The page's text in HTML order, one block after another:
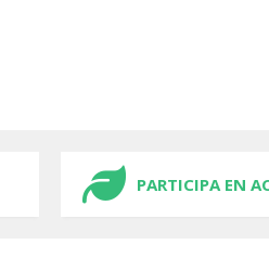
PARTICIPA EN